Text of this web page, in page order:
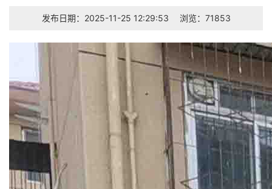
发布日期：2025-11-25 12:29:53 浏览：71853